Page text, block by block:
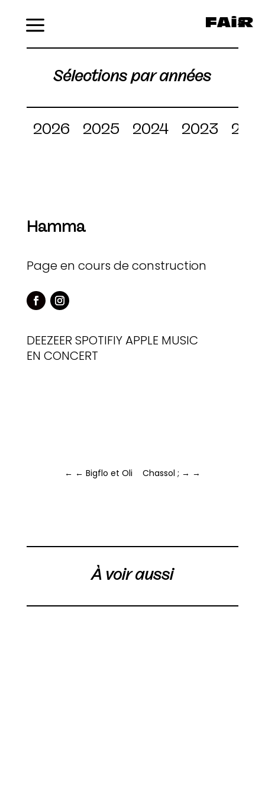
Sélections par années
2026 2025 2024 2023
Hamma
Page en cours de construction
DEEZEER SPOTIFIYAPPLE MUSIC
EN CONCERT
← ← Bigflo et Oli Chassol ; → →
À voir aussi